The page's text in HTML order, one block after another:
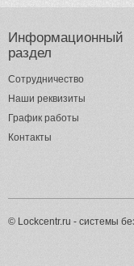
Информационный
раздел
Сотрудничество
Наши реквизиты
График работы
Контакты
© Lockcentr.ru - системы